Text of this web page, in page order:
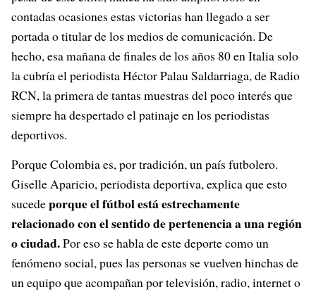
contadas ocasiones estas victorias han llegado a ser
portada o titular de los medios de comunicación. De
hecho, esa mañana de finales de los años 80 en Italia solo
la cubría el periodista Héctor Palau Saldarriaga, de Radio
RCN, la primera de tantas muestras del poco interés que
siempre ha despertado el patinaje en los periodistas
deportivos.
Porque Colombia es, por tradición, un país futbolero.
Giselle Aparicio, periodista deportiva, explica que esto
sucedeporque el fútbol está estrechamente
relacionado con el sentido de pertenencia a una región
o ciudad.Por eso se habla de este deporte como un
fenómeno social, pues las personas se vuelven hinchas de
un equipo que acompañan por televisión, radio, internet o